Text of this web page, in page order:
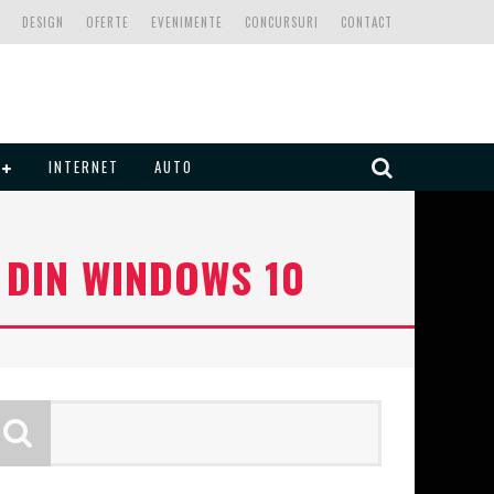
CONTACT
CONCURSURI
EVENIMENTE
OFERTE
DESIGN
INTERNET AUTO
WINDOWS 10